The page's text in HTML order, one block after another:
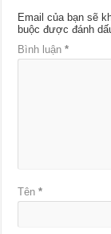
Email của bạn sẽ
buộc được đánh
Bình luận*
Tên*